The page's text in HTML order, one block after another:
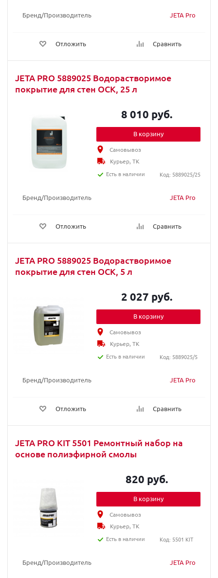
Бренд/Производитель JETA Pro
Отложить Сравнить
JETA PRO 5889025 Водорастворимое
покрытие для стен ОСК, 25 л
Бренд/Производитель JETA Pro
Отложить Сравнить
8 010 руб.
В корзину
Самовывоз
Курьер, ТК
Есть в наличии
Код: 5889025/25
JETA PRO 5889025 Водорастворимое
покрытие для стен ОСК, 5 л
Бренд/Производитель JETA Pro
Отложить Сравнить
2 027 руб.
В корзину
Самовывоз
Курьер, ТК
Есть в наличии
Код: 5889025/5
JETA PRO KIT 5501 Ремонтный набор на
основе полиэфирной смолы
Бренд/Производитель JETA Pro
820 руб.
В корзину
Самовывоз
Курьер, ТК
Есть в наличии
Код: 5501 KIT